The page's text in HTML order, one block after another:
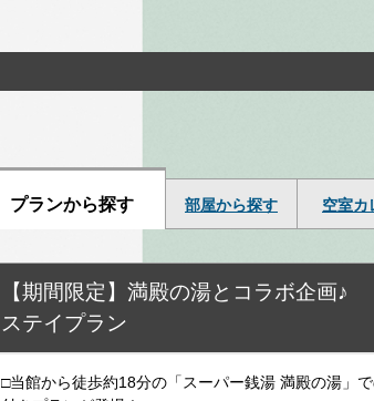
プランから探す 部屋から探す 空室カ
【期間限定】満殿の湯とコラボ企画
ステイプラン
□当館から徒歩約18分の「スーパー銭湯 満殿の湯」